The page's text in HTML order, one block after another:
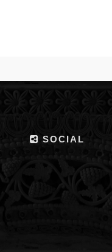
SOCIAL